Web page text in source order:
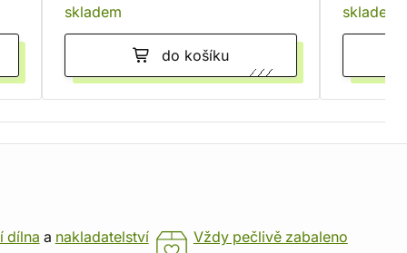
skladem
do košíku
skladem
dílna a nakladatelství Vždy pečlivě zabaleno